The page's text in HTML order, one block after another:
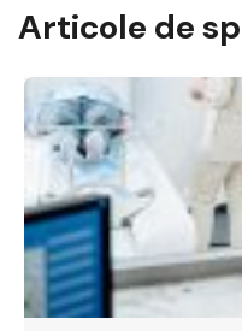
Articole de